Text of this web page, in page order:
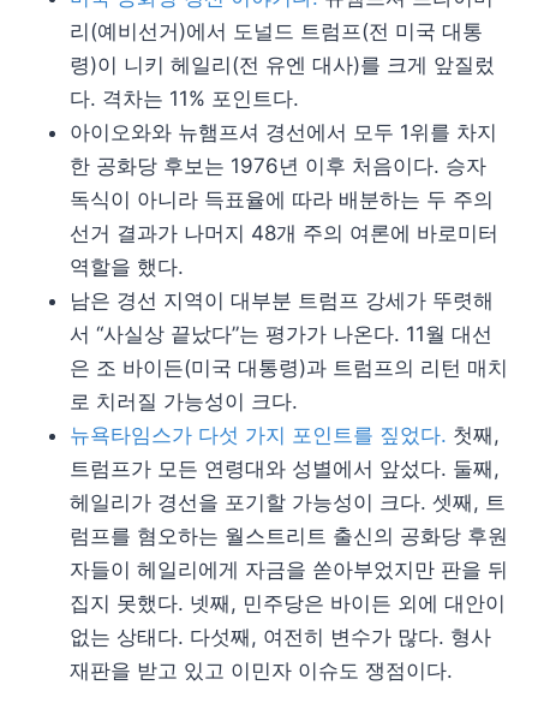
리(예비선거)에서 도널드 트럼프(전 미국 대통
령)이 니키 헤일리(전 유엔 대사)를 크게 앞질렀
다. 격차는 11% 포인트다.
아이오와와 뉴햄프셔 경선에서 모두 1위를 차지
한 공화당 후보는 1976년 이후 처음이다. 승자
독식이 아니라 득표율에 따라 배분하는 두 주의
선거 결과가 나머지 48개 주의 여론에 바로미터
역할을 했다.
남은 경선 지역이 대부분 트럼프 강세가 뚜렷해
서 “사실상 끝났다”는 평가가 나온다. 11월 대선
은 조 바이든(미국 대통령)과 트럼프의 리턴 매치
로 치러질 가능성이 크다.
뉴욕타임스가 다섯 가지 포인트를 짚었다. 첫째,
트럼프가 모든 연령대와 성별에서 앞섰다. 둘째,
헤일리가 경선을 포기할 가능성이 크다. 셋째, 트
럼프를 혐오하는 월스트리트 출신의 공화당 후원
자들이 헤일리에게 자금을 쏟아부었지만 판을 뒤
집지 못했다. 넷째, 민주당은 바이든 외에 대안이
없는 상태다. 다섯째, 여전히 변수가 많다. 형사
재판을 받고 있고 이민자 이슈도 쟁점이다.